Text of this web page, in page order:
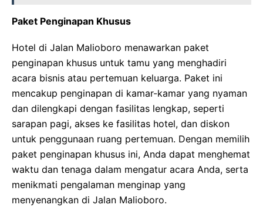
Paket Penginapan Khusus
Hotel di Jalan Malioboro menawarkan paket
penginapan khusus untuk tamu yang menghadiri
acara bisnis atau pertemuan keluarga. Paket ini
mencakup penginapan di kamar-kamar yang nyaman
dan dilengkapi dengan fasilitas lengkap, seperti
sarapan pagi, akses ke fasilitas hotel, dan diskon
untuk penggunaan ruang pertemuan. Dengan memilih
paket penginapan khusus ini, Anda dapat menghemat
waktu dan tenaga dalam mengatur acara Anda, serta
menikmati pengalaman menginap yang
menyenangkan di Jalan Malioboro.